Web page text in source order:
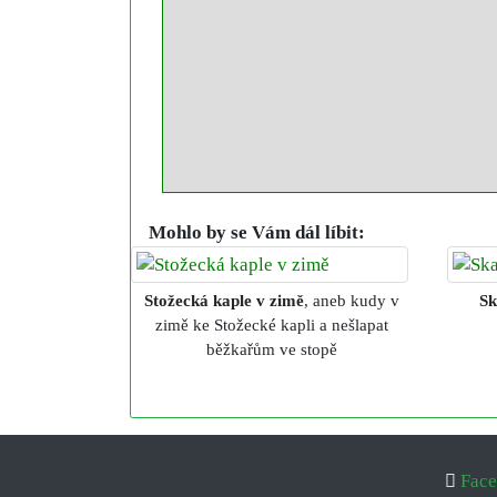
Mohlo by se Vám dál líbit:
Stožecká kaple v zimě, aneb kudy v
zimě ke Stožecké kapli a nešlapat
běžkařům ve stopě